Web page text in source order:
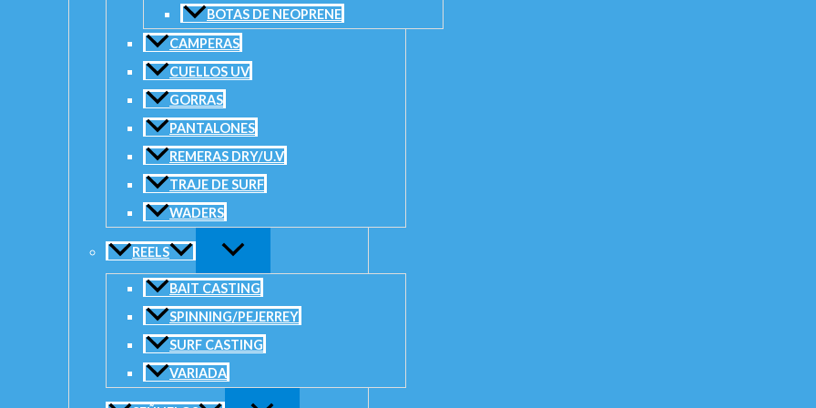
BOTAS DE NEOPRENE
CAMPERAS
CUELLOS UV
GORRAS
PANTALONES
REMERAS DRY/U.V
TRAJE DE SURF
WADERS
REELS
BAIT CASTING
SPINNING/PEJERREY
SURF CASTING
VARIADA